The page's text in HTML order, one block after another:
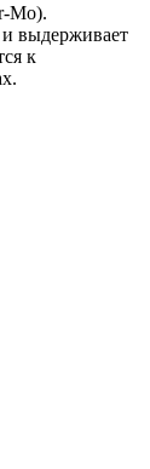
Mo).
выдерживает
к